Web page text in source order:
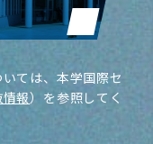
ては、 本学国際セ
報）を参照してく